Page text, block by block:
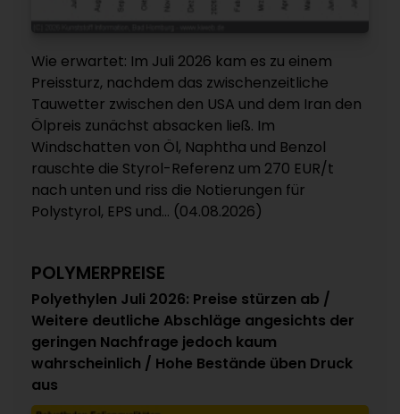
Wie erwartet: Im Juli 2026 kam es zu einem
Preissturz, nachdem das zwischenzeitliche
Tauwetter zwischen den USA und dem Iran den
Ölpreis zunächst absacken ließ. Im
Windschatten von Öl, Naphtha und Benzol
rauschte die Styrol-Referenz um 270 EUR/t
nach unten und riss die Notierungen für
Polystyrol, EPS und... (04.08.2026)
POLYMERPREISE
Polyethylen Juli 2026: Preise stürzen ab /
Weitere deutliche Abschläge angesichts der
geringen Nachfrage jedoch kaum
wahrscheinlich / Hohe Bestände üben Druck
aus